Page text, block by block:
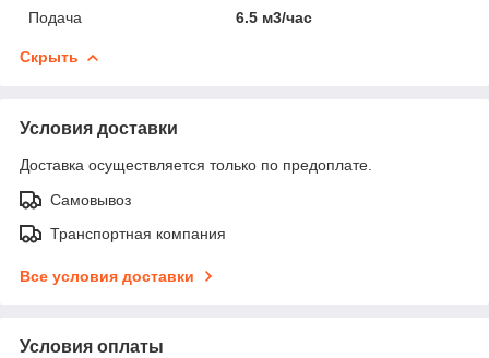
Подача
6.5 м3/час
Скрыть
Условия доставки
Доставка осуществляется только по предоплате.
Самовывоз
Транспортная компания
Все условия доставки
Условия оплаты